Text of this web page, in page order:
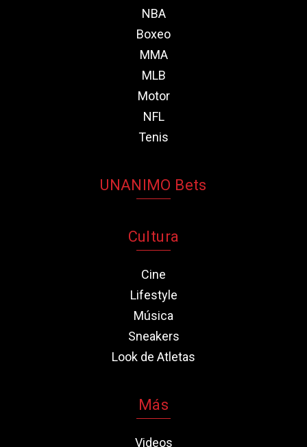
NBA
Boxeo
MMA
MLB
Motor
NFL
Tenis
UNANIMO Bets
Cultura
Cine
Lifestyle
Música
Sneakers
Look de Atletas
Más
Videos